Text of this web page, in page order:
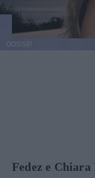
Fedez e